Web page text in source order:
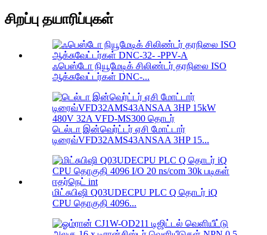
சிறப்பு தயாரிப்புகள்
ஃபெஸ்டோ நியூமேடிக் சிலிண்டர் தரநிலை ISO
ஆக்சுவேட்டர்கள் DNC-...
டெல்டா இன்வெர்ட்டர் ஏசி மோட்டார்
டிரைவ்VFD32AMS43ANSAA 3HP 15...
மிட்சுபிஷி Q03UDECPU PLC Q தொடர் iQ
CPU தொகுதி 4096...